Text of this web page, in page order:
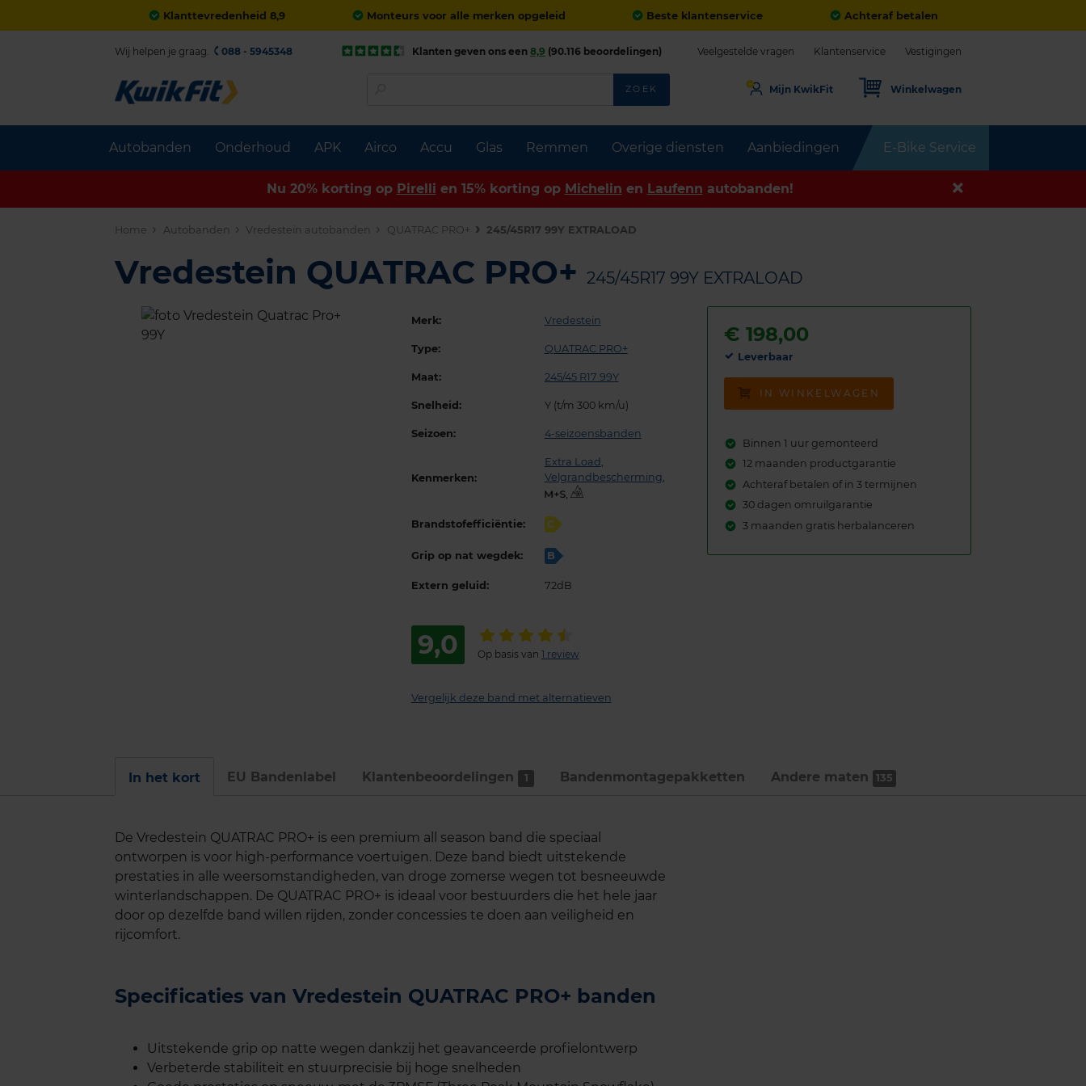
Klanttevredenheid 8,9 Monteurs voor alle merken opgeleid Beste klantenservice Achteraf betalen
Autobanden Onderhoud APK Airco Accu Glas Remmen Overige diensten Aanbiedingen E-Bike Service
Wij helpen je graag. 088 - 5945348 Klanten geven ons een 8,9 (90.116 beoordelingen) Veelgestelde vragen Klantenservice Vestigingen
ZOEK Mijn KwikFit Winkelwagen
Nu 20% korting op Pirelli en 15% korting op Michelin en Laufenn autobanden!
Home Autobanden Vredestein autobanden QUATRAC PRO+ 245/45R17 99Y EXTRALOAD
Vredestein QUATRAC PRO+ 245/45R17 99Y EXTRALOAD
Merk: Vredestein
Type: QUATRAC PRO+
Maat: 245/45 R17 99Y
Snelheid: Y (t/m 300 km/u)
Seizoen: 4-seizoensbanden
Kenmerken:
Extra Load ,
Velgrandbescherming,
,
Brandstofefficiëntie: C
Grip op nat wegdek: B
Extern geluid: 72dB
9,0 Op basis van 1 review
Vergelijk deze band met alternatieven
€198,00
Leverbaar
IN WINKELWAGEN
Binnen 1 uur gemonteerd
12 maanden productgarantie
Achteraf betalen of in 3 termijnen
30 dagen omruilgarantie
3 maanden gratis herbalanceren
In het kort EU Bandenlabel Klantenbeoordelingen 1 Bandenmontage­pakketten Andere maten 135
De Vredestein QUATRAC PRO+ is een premium all season band die speciaal
ontworpen is voor high-performance voertuigen. Deze band biedt uitstekende
prestaties in alle weersomstandigheden, van droge zomerse wegen tot besneeuwde
winterlandschappen. De QUATRAC PRO+ is ideaal voor bestuurders die het hele jaar
door op dezelfde band willen rijden, zonder concessies te doen aan veiligheid en
rijcomfort.
Specificaties van Vredestein QUATRAC PRO+ banden
Uitstekende grip op natte wegen dankzij het geavanceerde profielontwerp
Verbeterde stabiliteit en stuurprecisie bij hoge snelheden